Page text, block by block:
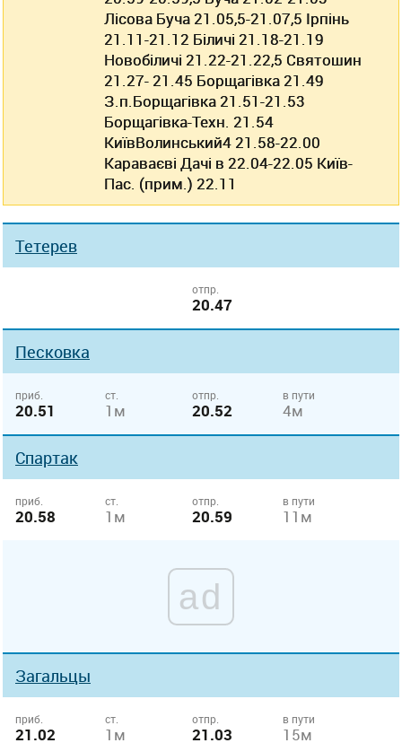
Лісова Буча 21.05,5-21.07,5 Ірпінь
21.11-21.12 Біличі 21.18-21.19
Новобіличі 21.22-21.22,5 Святошин
21.27- 21.45 Борщагівка 21.49
З.п.Борщагівка 21.51-21.53
Борщагівка-Техн. 21.54
КиївВолинський4 21.58-22.00
Караваєві Дачі в 22.04-22.05 Київ-
Пас. (прим.) 22.11
Тетерев
отпр.
20.47
Песковка
приб.
20.51
ст.
1м
отпр.
20.52
в пути
4м
Спартак
приб.
20.58
ст.
1м
отпр.
20.59
в пути
11м
ad
Загальцы
приб.
21.02
ст.
1м
отпр.
21.03
в пути
15м